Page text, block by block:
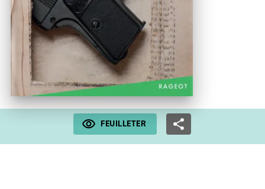
FEUILLETER